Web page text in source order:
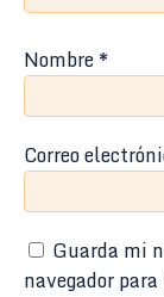
Nombre*
Correo
Guarda mi
navegador